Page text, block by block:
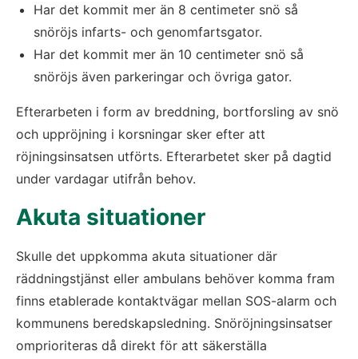
Har det kommit mer än 8 centimeter snö så
snöröjs infarts- och genomfartsgator.
Har det kommit mer än 10 centimeter snö så
snöröjs även parkeringar och övriga gator.
Efterarbeten i form av breddning, bortforsling av snö
och uppröjning i korsningar sker efter att
röjningsinsatsen utförts. Efterarbetet sker på dagtid
under vardagar utifrån behov.
Akuta situationer
Skulle det uppkomma akuta situationer där
räddningstjänst eller ambulans behöver komma fram
finns etablerade kontaktvägar mellan SOS-alarm och
kommunens beredskapsledning. Snöröjningsinsatser
omprioriteras då direkt för att säkerställa